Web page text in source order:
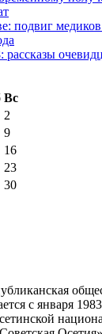
г(14)
№99 4
июля 2014 г
(12)
подвиг
Вс
2
9
16
23
30
с января